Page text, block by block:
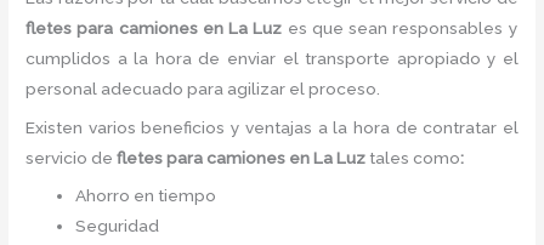
fletes para camiones en La Luz es que sean responsables y
cumplidos a la hora de enviar el transporte apropiado y el
personal adecuado para agilizar el proceso.
Existen varios beneficios y ventajas a la hora de contratar el
servicio de fletes para camiones en La Luz tales como:
Ahorro en tiempo
Seguridad